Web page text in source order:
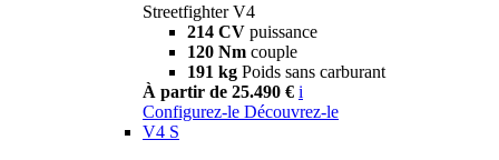
Streetfighter V4
214 CV puissance
120 Nm couple
191 kg Poids sans carburant
À partir de 25.490 € i
Configurez-le Découvrez-le
V4 S